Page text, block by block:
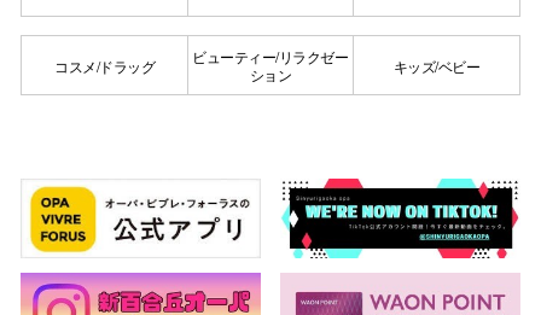
コスメ/ドラッグ
ビューティー/リラクゼー
ション
キッズ/ベビー